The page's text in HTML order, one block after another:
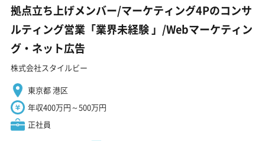
拠点立ち上げメンバー/マーケティング4Pのコンサ
ルティング営業「業界未経験 ️」/Webマーケティン
グ・ネット広告
株式会社スタイルビー
東京都 港区
年収400万円～500万円
正社員